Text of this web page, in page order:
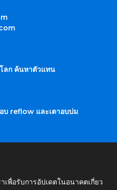
ลก ค้นหาตัวแทน
บ reflow และเตาอบบ่ม
เพื่อรับการอัปเดตในอนาคตเกี่ยว